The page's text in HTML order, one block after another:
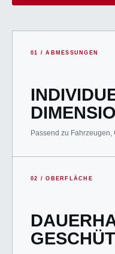
01 / ABMESSUNGEN
Passend zu Fahrzeugen,
02 / OBERFLÄCHE